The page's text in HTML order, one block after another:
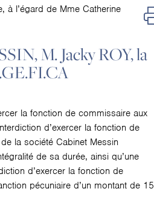
à l’égard de Mme Catherine
M. Jacky ROY, la
la fonction de commissaire aux
d’exercer la fonction de
la société Cabinet Messin
de sa durée, ainsi qu’une
d’exercer la fonction de
pécuniaire d’un montant de 15